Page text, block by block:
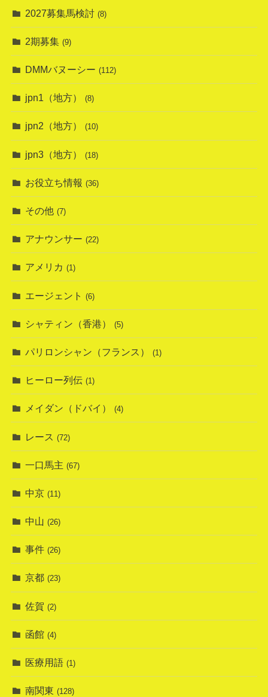
2027募集馬検討 (8)
2期募集 (9)
DMMバヌーシー (112)
jpn1（地方） (8)
jpn2（地方） (10)
jpn3（地方） (18)
お役立ち情報 (36)
その他 (7)
アナウンサー (22)
アメリカ (1)
エージェント (6)
シャティン（香港） (5)
パリロンシャン（フランス） (1)
ヒーロー列伝 (1)
メイダン（ドバイ） (4)
レース (72)
一口馬主 (67)
中京 (11)
中山 (26)
事件 (26)
京都 (23)
佐賀 (2)
函館 (4)
医療用語 (1)
南関東 (128)